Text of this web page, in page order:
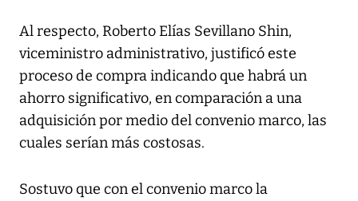
Al respecto, Roberto Elías Sevillano Shin,
viceministro administrativo, justificó este
proceso de compra indicando que habrá un
ahorro significativo, en comparación a una
adquisición por medio del convenio marco, las
cuales serían más costosas.
Sostuvo que con el convenio marco la